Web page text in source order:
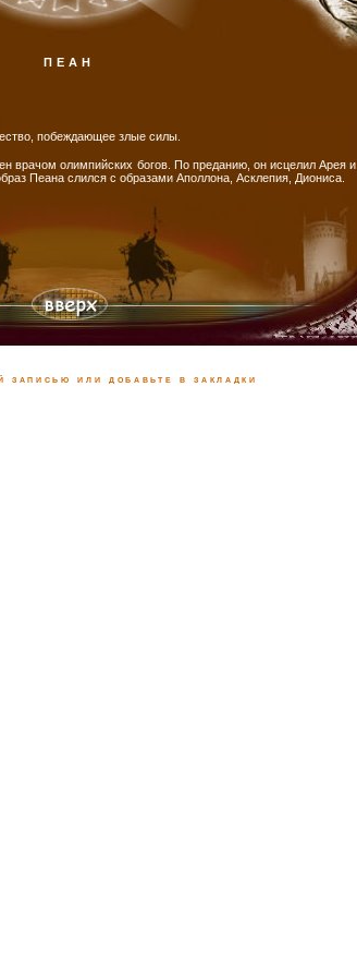
ПЕАН
побеждающее злые силы.
врачом олимпийских богов. По преданию, он исцелил Арея и
Пеана слился с образами Аполлона, Асклепия, Диониса.
записью или добавьте в закладки